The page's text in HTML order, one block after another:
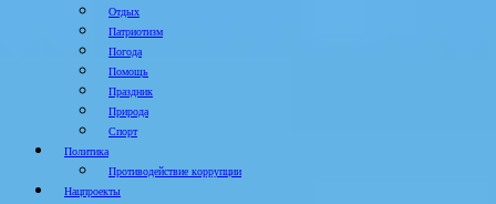
Отдых
Патриотизм
Погода
Помощь
Праздник
Природа
Спорт
Политика
Противодействие коррупции
Нацпроекты